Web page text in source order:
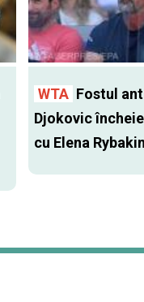
WTA Fostul
Djokovic
cu Elena